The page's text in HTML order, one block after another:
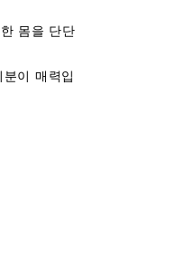
몸을 단단
이 매력입